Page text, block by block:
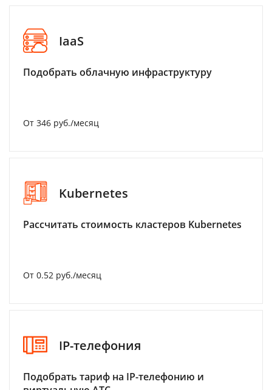
IaaS
Подобрать облачную инфраструктуру
От 346 руб./месяц
Kubernetes
Рассчитать стоимость кластеров Kubernetes
От 0.52 руб./месяц
IP-телефония
Подобрать тариф на IP-телефонию и